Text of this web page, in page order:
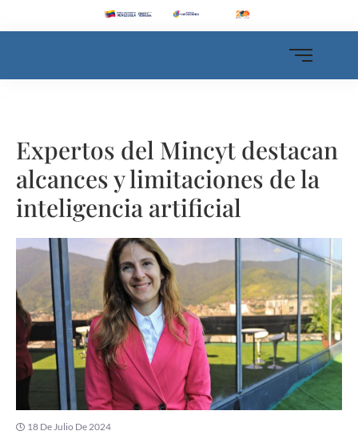
Expertos del Mincyt destacan
alcances y limitaciones de la
inteligencia artificial
18 De Julio De 2024